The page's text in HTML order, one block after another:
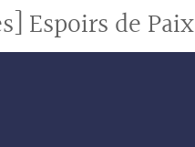
Espoirs de Paix